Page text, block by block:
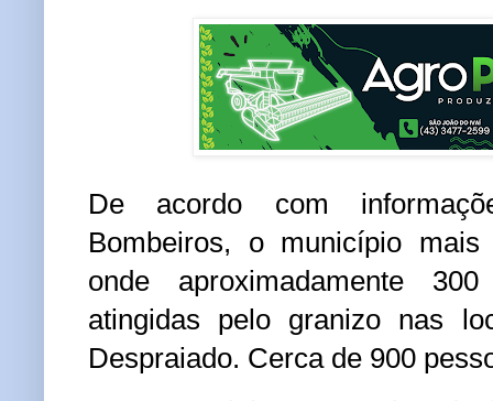
De acordo com
Bombeiros, o município
onde aproximadamente
atingidas pelo granizo nas
Despraiado. Cerca de 900